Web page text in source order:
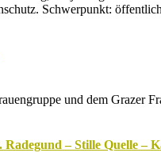
Schwerpunkt:
und dem
– Stille Quelle –